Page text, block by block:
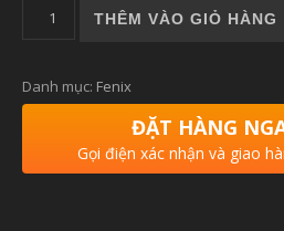
Garmin Fenix 6X - Sapphire,
THÊM VÀO GIỎ HÀNG
Danh mục: Fenix
ĐẶT HÀNG
Gọi điện xác nhận và giao